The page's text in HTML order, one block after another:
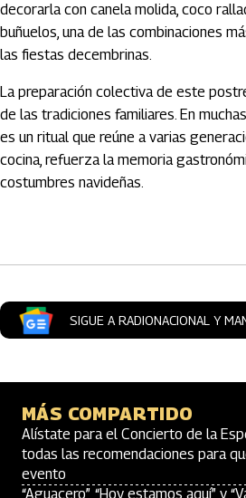
decorarla con canela molida, coco
buñuelos, una de las combinaciones
las fiestas decembrinas.
La preparación colectiva de este
de las tradiciones familiares. En
es un ritual que reúne a varias
cocina, refuerza la memoria
costumbres navideñas.
SIGUE A RADIONACIONAL Y
MÁS COMPARTIDO
Alístate para el Concierto de la
todas las recomendaciones para
evento
“Aguacero”, “Hoy estamos aquí” y